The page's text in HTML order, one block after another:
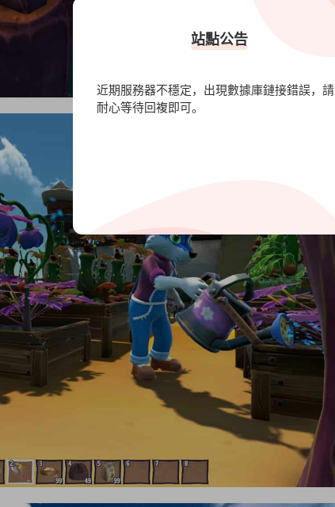
站點公告
近期服務器不穩定，出現數據庫鏈接錯誤，請
耐心等待回複即可。